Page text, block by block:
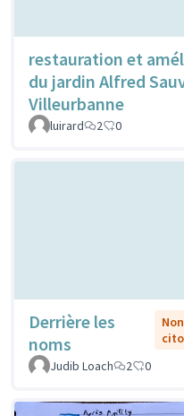
restauration et
du jardin Alfred
Villeurbanne
luirard 2 0
Derrière les
noms
Judib Loach
2 0